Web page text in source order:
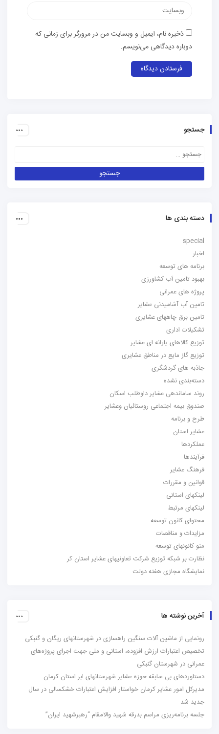
وب‌سایت
ذخیره نام، ایمیل و وبسایت من در مرورگر برای زمانی که
دوباره دیدگاهی می‌نویسم.
جستجو
دسته بندی ها
special
اخبار
برنامه های توسعه
بهبود تامین آب کشاورزی
پروژه های عمرانی
تامین آب آشامیدنی عشایر
تامین برق چاههای عشایری
تشکیلات اداری
توزیع کالاهای یارانه ای عشایر
توزیع گاز مایع در مناطق عشایری
جاذبه های گردشگری
دسته‌بندی نشده
روند ساماندهی عشایر داوطلب اسکان
صندوق بیمه اجتماعی روستائیان وعشایر
طرح و برنامه
عشایر استان
عملکردها
فرآیندها
فرهنگ عشایر
قوانین و مقررات
لینکهای استانی
لینکهای مرتبط
محتوای کانون توسعه
مزایدات و مناقصات
منو کانونهای توسعه
نظارت بر شبکه توزیع شرکت تعاونیهای عشایر استان کر
نمایشگاه مجازی هفته دولت
آخرین نوشته ها
رونمایی از ماشین آلات سنگین راهسازی در شهرستانهای ریگان و گنبکی
تخصیص اعتبارات ارزش افزوده، استانی و ملی جهت اجرای پروژه‌های
عمرانی در شهرستان گنبکی
دستاوردهای بی سابقه حوزه عشایر شهرستانهای ابر استان کرمان
مدیرکل امور عشایر کرمان خواستار افزایش اعتبارات خشکسالی در سال
جدید شد
جلسه برنامه‌ریزی مراسم بدرقه شهید والامقام “رهبرشهید ایران”